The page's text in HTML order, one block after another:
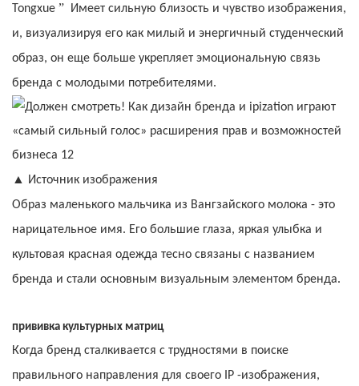
Tongxue ” Имеет сильную близость и чувство изображения,
и, визуализируя его как милый и энергичный студенческий
образ, он еще больше укрепляет эмоциональную связь
бренда с молодыми потребителями.
▲ Источник изображения
Образ маленького мальчика из Вангзайского молока - это
нарицательное имя. Его большие глаза, яркая улыбка и
культовая красная одежда тесно связаны с названием
бренда и стали основным визуальным элементом бренда.
прививка культурных матриц
Когда бренд сталкивается с трудностями в поиске
правильного направления для своего IP -изображения,